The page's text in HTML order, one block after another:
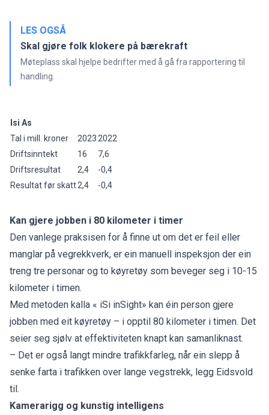
LES OGSÅ
Skal gjøre folk klokere på bærekraft
Møteplass skal hjelpe bedrifter med å gå fra rapportering til
handling.
Isi As
Tal i mill. kroner
20232022
Driftsinntekt
16
7,6
Driftsresultat
2,4
-0,4
Resultat før skatt2,4 -0,4
Kan gjere jobben i 80 kilometer i timer
Den vanlege praksisen for å finne ut om det er feil eller
manglar på vegrekkverk, er ein manuell inspeksjon der ein
treng tre personar og to køyretøy som beveger seg i 10-15
kilometer i timen.
Med metoden kalla « iSi inSight» kan éin person gjere
jobben med eit køyretøy – i opptil 80 kilometer i timen. Det
seier seg sjølv at effektiviteten knapt kan samanliknast.
– Det er også langt mindre trafikkfarleg, når ein slepp å
senke farta i trafikken over lange vegstrekk, legg Eidsvold
til.
Kamerarigg og kunstig intelligens